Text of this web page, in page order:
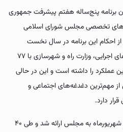
برنامه پنج‌ساله هفتم پیشرفت جمهوری
تخصصی مجلس شورای اسلامی
احکام این برنامه در سال نخست
عملیاتی نشده‌اند. در میان دستگاه‌های اجرایی، وزارت راه و شهرسازی با ۷۷
عملکرد را داشته است و این در حالی
مهم‌ترین دغدغه‌های اجتماعی و
دارد.
بر اساس گزارش رسمی دولت که در شهریورماه به مجلس ارائه شد و طی ۴۰